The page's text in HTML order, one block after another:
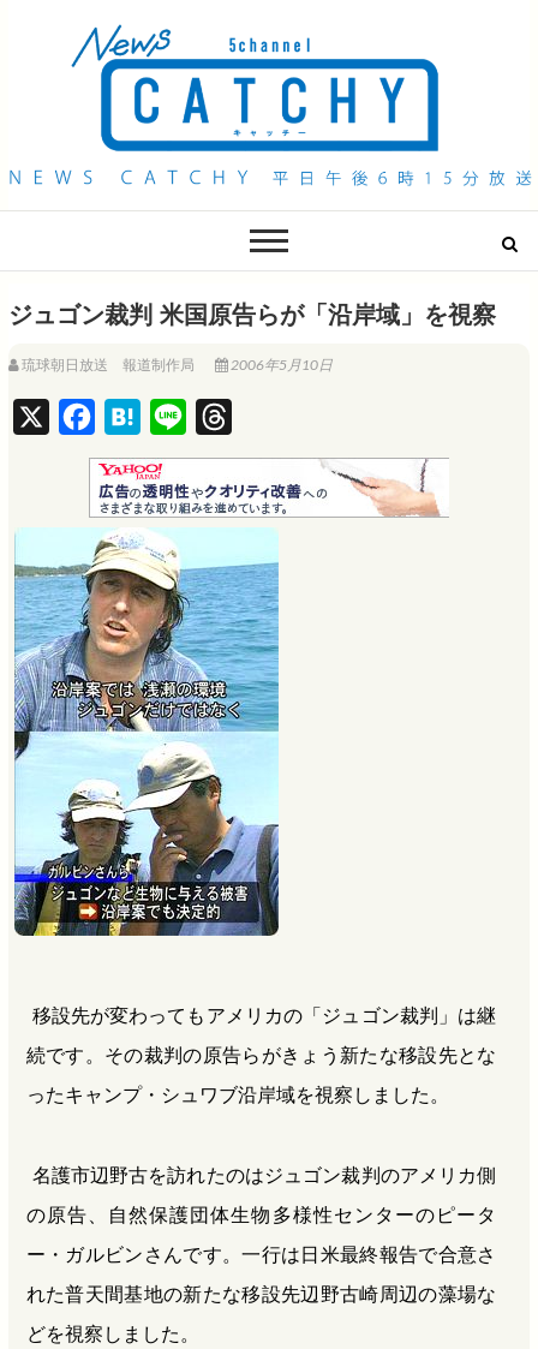
QAB NEWS Headline
ジュゴン裁判 米国原告らが「沿岸域」を視察
琉球朝日放送 報道制作局 2006年5月10日
a
c
e
b
o
o
k
H
a
t
e
n
a
i
n
e
h
r
e
a
d
s
移設先が変わってもアメリカの「ジュゴン裁判」は継
続です。その裁判の原告らがきょう新たな移設先とな
ったキャンプ・シュワブ沿岸域を視察しました。
名護市辺野古を訪れたのはジュゴン裁判のアメリカ側
の原告、自然保護団体生物多様性センターのピータ
ー・ガルビンさんです。一行は日米最終報告で合意さ
れた普天間基地の新たな移設先辺野古崎周辺の藻場な
どを視察しました。